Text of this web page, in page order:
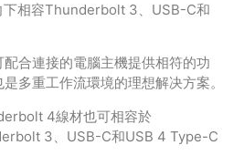
下相容Thunderbolt 3、USB-C和
合連接的電腦主機提供相符的功
多重工作流環境的理想解决方案。
4線材也可相容於
3、USB-C和USB 4 Type-C